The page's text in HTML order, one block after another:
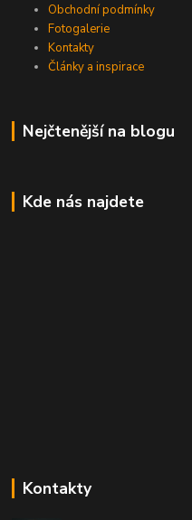
Obchodní podmínky
Fotogalerie
Kontakty
Články a inspirace
Nejčtenější na blogu
Kde nás najdete
Kontakty